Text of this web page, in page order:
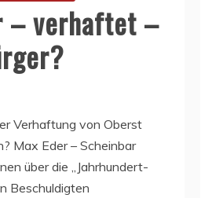
– verhaftet –
Verhaftung von Oberst
Max Eder – Scheinbar
über die „Jahrhundert-
Beschuldigten